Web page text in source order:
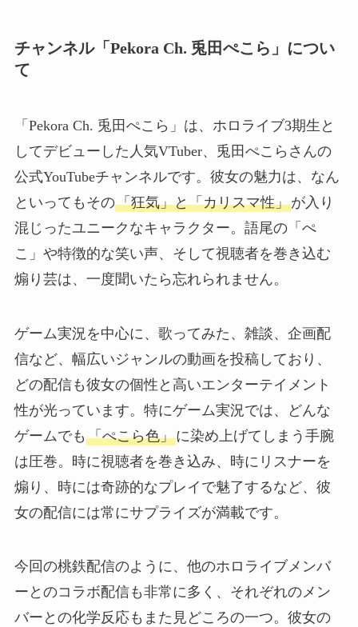
チャンネル「Pekora Ch. 兎田ぺこら」につい
て
「Pekora Ch. 兎田ぺこら」は、ホロライブ3期生と
してデビューした人気VTuber、兎田ぺこらさんの
公式YouTubeチャンネルです。彼女の魅力は、なん
といってもその「狂気」と「カリスマ性」が入り
混じったユニークなキャラクター。語尾の「ぺ
こ」や特徴的な笑い声、そして視聴者を巻き込む
煽り芸は、一度聞いたら忘れられません。
ゲーム実況を中心に、歌ってみた、雑談、企画配
信など、幅広いジャンルの動画を投稿しており、
どの配信も彼女の個性と高いエンターテイメント
性が光っています。特にゲーム実況では、どんな
ゲームでも 「ぺこら色」に染め上げてしまう手腕
は圧巻。時に視聴者を巻き込み、時にリスナーを
煽り、時には奇跡的なプレイで魅了するなど、彼
女の配信には常にサプライズが満載です。
今回の桃鉄配信のように、他のホロライブメンバ
ーとのコラボ配信も非常に多く、それぞれのメン
バーとの化学反応もまた見どころの一つ。彼女の